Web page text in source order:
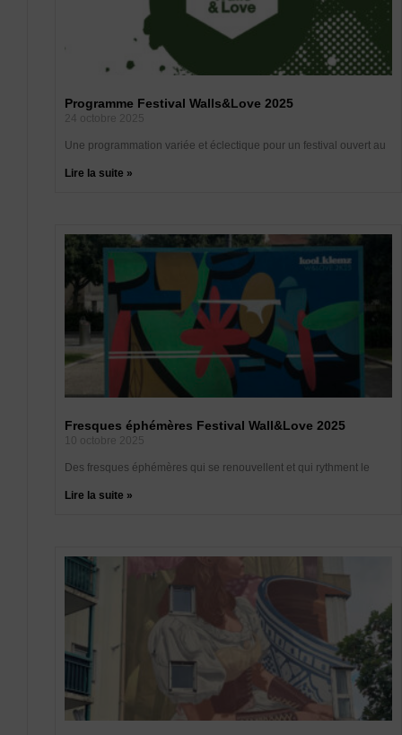
Programme Festival Walls&Love 2025
24 octobre 2025
Une programmation variée et éclectique pour un festival ouvert au
Lire la suite »
Fresques éphémères Festival Wall&Love 2025
10 octobre 2025
Des fresques éphémères qui se renouvellent et qui rythment le
Lire la suite »